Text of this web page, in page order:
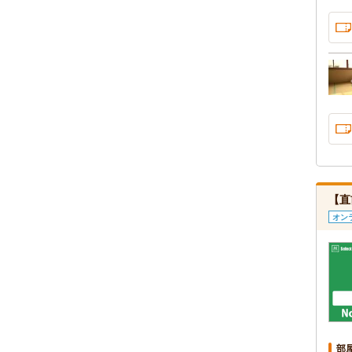
【
オン
部